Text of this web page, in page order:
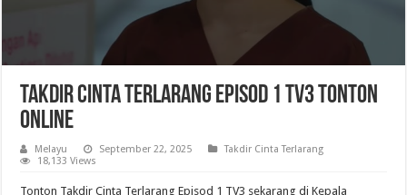
Takdir Cinta Terlarang Episod 1 TV3 Tonton
Online
Melayu September 22, 2025
Takdir Cinta Terlarang
18,133 Views
Tonton Takdir Cinta Terlarang Episod 1 TV3 sekarang di Kepala